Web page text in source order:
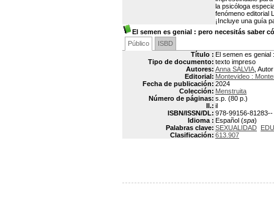
la psicóloga
fenómeno editorial
¡Incluye una guía
El semen es genial : pero necesitás saber
Público
ISBD
Título : El semen es
Tipo de documento: texto impreso
Autores: Anna SALVIA ,
Editorial: Montevideo :
Fecha de publicación: 2024
Colección: Menstruita
Número de páginas: s.p. (80 p.)
Il.: il
ISBN/ISSN/DL: 978-99156-81283--
Idioma : Español (spa)
Palabras clave: SEXUALIDAD
Clasificación: 613.907